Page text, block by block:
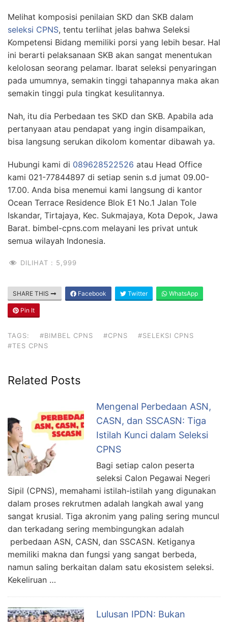
Melihat komposisi penilaian SKD dan SKB dalam
seleksi CPNS, tentu terlihat jelas bahwa Seleksi
Kompetensi Bidang memiliki porsi yang lebih besar. Hal
ini berarti pelaksanaan SKB akan sangat menentukan
kelolosan seorang pelamar. Ibarat seleksi penyaringan
pada umumnya, semakin tinggi tahapannya maka akan
semakin tinggi pula tingkat kesulitannya.
Nah, itu dia Perbedaan tes SKD dan SKB. Apabila ada
pertanyaan atau pendapat yang ingin disampaikan,
bisa langsung serukan dikolom komentar dibawah ya.
Hubungi kami di 089628522526 atau Head Office
kami 021-77844897 di setiap senin s.d jumat 09.00-
17.00. Anda bisa menemui kami langsung di kantor
Ocean Terrace Residence Blok E1 No.1 Jalan Tole
Iskandar, Tirtajaya, Kec. Sukmajaya, Kota Depok, Jawa
Barat. bimbel-cpns.com melayani les privat untuk
semua wilayah Indonesia.
DILIHAT : 5,999
SHARE THIS Facebook Twitter WhatsApp
Pin It
TAGS: #BIMBEL CPNS #CPNS
#SELEKSI CPNS
#TES CPNS
Related Posts
Mengenal Perbedaan ASN,
CASN, dan SSCASN: Tiga
Istilah Kunci dalam Seleksi
CPNS
Bagi setiap calon peserta
seleksi Calon Pegawai Negeri
Sipil (CPNS), memahami istilah-istilah yang digunakan
dalam proses rekrutmen adalah langkah awal yang
sangat krusial. Tiga akronim yang paling sering muncul
dan terkadang sering membingungkan adalah
perbedaan ASN, CASN, dan SSCASN. Ketiganya
memiliki makna dan fungsi yang sangat berbeda,
namun saling berkaitan dalam satu ekosistem seleksi.
Kekeliruan …
Lulusan IPDN: Bukan